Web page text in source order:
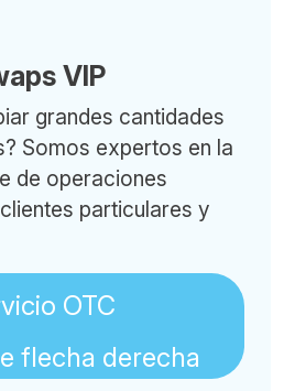
VIP
grandes cantidades
Somos expertos en la
de operaciones
particulares y
OTC